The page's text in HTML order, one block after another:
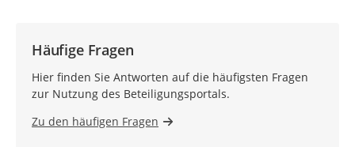
Häufige Fragen
Hier finden Sie Antworten auf die häufigsten Fragen
zur Nutzung des Beteiligungsportals.
Zu den häufigen Fragen